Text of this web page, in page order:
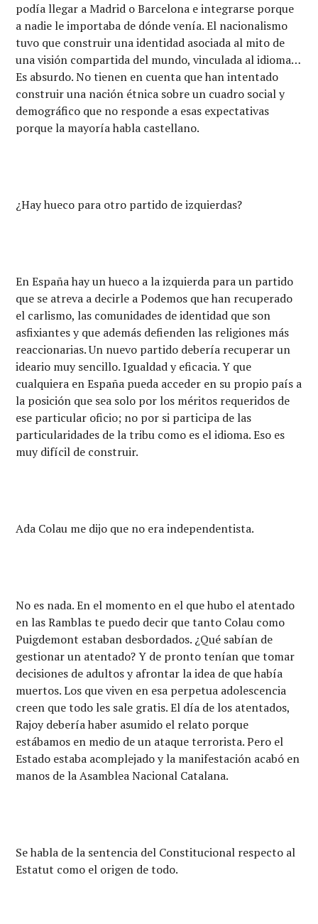
podía llegar a Madrid o Barcelona e integrarse porque
a nadie le importaba de dónde venía. El nacionalismo
tuvo que construir una identidad asociada al mito de
una visión compartida del mundo, vinculada al idioma…
Es absurdo. No tienen en cuenta que han intentado
construir una nación étnica sobre un cuadro social y
demográfico que no responde a esas expectativas
porque la mayoría habla castellano.
¿Hay hueco para otro partido de izquierdas?
En España hay un hueco a la izquierda para un partido
que se atreva a decirle a Podemos que han recuperado
el carlismo, las comunidades de identidad que son
asfixiantes y que además defienden las religiones más
reaccionarias. Un nuevo partido debería recuperar un
ideario muy sencillo. Igualdad y eficacia. Y que
cualquiera en España pueda acceder en su propio país a
la posición que sea solo por los méritos requeridos de
ese particular oficio; no por si participa de las
particularidades de la tribu como es el idioma. Eso es
muy difícil de construir.
Ada Colau me dijo que no era independentista.
No es nada. En el momento en el que hubo el atentado
en las Ramblas te puedo decir que tanto Colau como
Puigdemont estaban desbordados. ¿Qué sabían de
gestionar un atentado? Y de pronto tenían que tomar
decisiones de adultos y afrontar la idea de que había
muertos. Los que viven en esa perpetua adolescencia
creen que todo les sale gratis. El día de los atentados,
Rajoy debería haber asumido el relato porque
estábamos en medio de un ataque terrorista. Pero el
Estado estaba acomplejado y la manifestación acabó en
manos de la Asamblea Nacional Catalana.
Se habla de la sentencia del Constitucional respecto al
Estatut como el origen de todo.